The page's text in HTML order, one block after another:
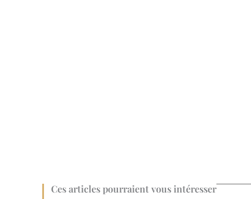
Ces articles pourraient vous intéresser